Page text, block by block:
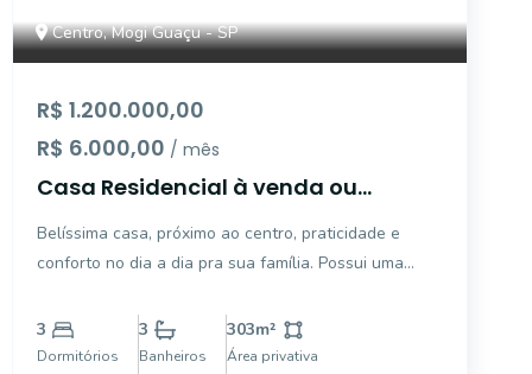
Centro, Mogi Guaçu - SP
R$ 1.200.000,00
R$ 6.000,00 / mês
Casa Residencial à venda ou
CA3529.
Belíssima casa, próximo ao centro, praticidade e
conforto no dia a dia pra sua família. Possui uma
para se refrescar, sauna, churrasqueira na qual
poderá estar horas de lazer com amigos e família.
3
Dormitórios
3
Banheiros
303m²
Área privativa